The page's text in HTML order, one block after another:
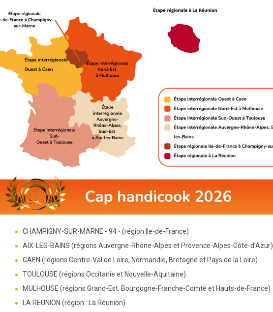
CHAMPIGNY-SUR-MARNE - 94 - (région Ile-de-France)
AIX-LES-BAINS (régions Auvergne-Rhône-Alpes et Provence-Alpes-Côte-d'Azur)
CAEN (régions Centre-Val de Loire, Normandie, Bretagne et Pays de la Loire)
TOULOUSE (régions Occitanie et Nouvelle-Aquitaine)
MULHOUSE (régions Grand-Est, Bourgogne-Franche-Comté et Hauts-de-France)
LA REUNION (région : La Réunion)